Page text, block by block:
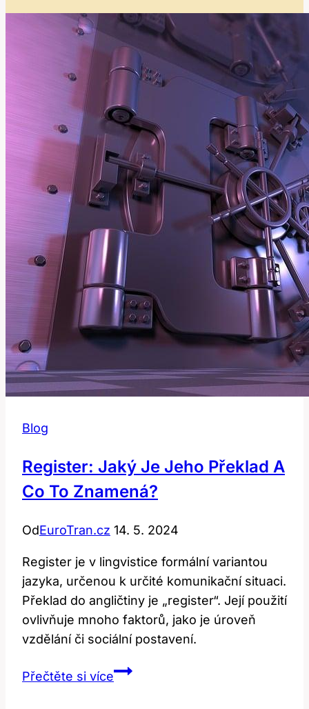
Blog
Register: Jaký Je Jeho Překlad A
Co To Znamená?
OdEuroTran.cz 14. 5. 2024
Register je v lingvistice formální variantou
jazyka, určenou k určité komunikační situaci.
Překlad do angličtiny je „register“. Její použití
ovlivňuje mnoho faktorů, jako je úroveň
vzdělání či sociální postavení.
Přečtěte si víceRegister: